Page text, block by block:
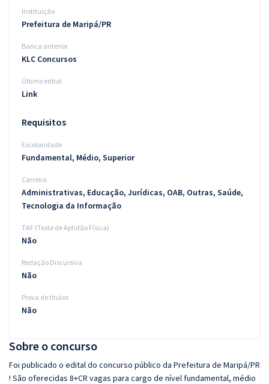
Blog
Aprovados
Atendimento
Sobre o concurso
Foi publicado o edital do concurso público da Prefeitura de Maripá/PR
! São oferecidas 8+CR vagas para cargo de nível fundamental, médio
Instituição
Prefeitura de Maripá/PR
Banca anterior
KLC Concursos
Último edital
Link
Requisitos
Escolaridade
Fundamental, Médio, Superior
Carreira
Administrativas, Educação, Jurídicas, OAB, Outras, Saúde,
Tecnologia da Informação
TAF (Teste de Aptidão Física)
Não
Redação Discursiva
Não
Prova de títulos
Não